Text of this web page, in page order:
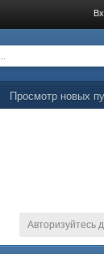
Просмотр новых
Авторизуйтесь